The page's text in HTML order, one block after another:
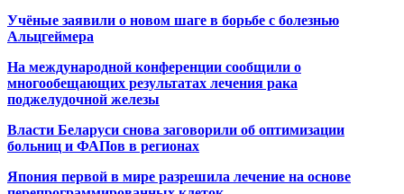
Учёные заявили о новом шаге в борьбе с болезнью
Альцгеймера
На международной конференции сообщили о
многообещающих результатах лечения рака
поджелудочной железы
Власти Беларуси снова заговорили об оптимизации
больниц и ФАПов в регионах
Япония первой в мире разрешила лечение на основе